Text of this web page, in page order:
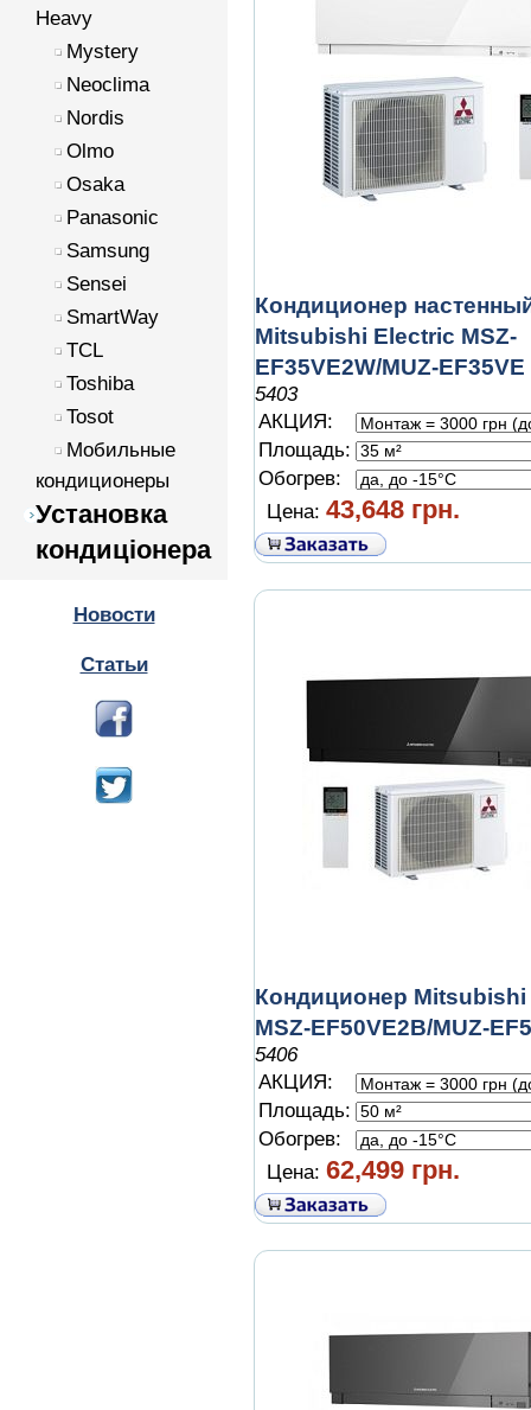
Heavy
Mystery
Neoclima
Nordis
Olmo
Osaka
Panasonic
Samsung
Sensei
SmartWay
TCL
Toshiba
Tosot
Мобильные
кондиционеры
Установка
кондиціонера
Новости
Статьи
Кондиционер
Mitsubishi Electric MSZ-
EF35VE2W/MUZ-EF35VE
5403
АКЦИЯ:
Площадь:
Обогрев:
Цена: 43,648 грн.
Кондиционер
MSZ-EF50VE2B/MUZ-
5406
АКЦИЯ:
Площадь:
Обогрев:
Цена: 62,499 грн.